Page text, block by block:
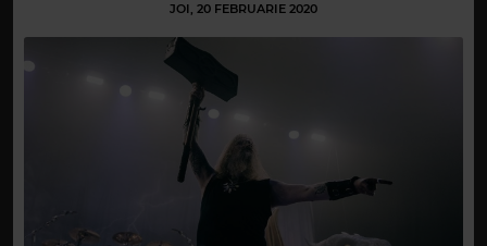
JOI, 20 FEBRUARIE 2020